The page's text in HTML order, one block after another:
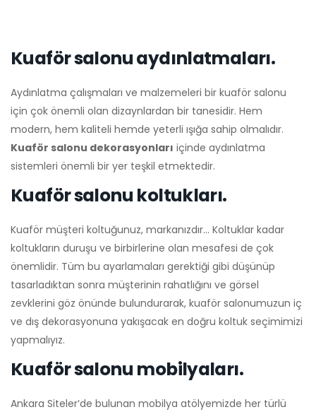
Kuaför salonu aydınlatmaları.
Aydınlatma çalışmaları ve malzemeleri bir kuaför salonu
için çok önemli olan dizaynlardan bir tanesidir. Hem
modern, hem kaliteli hemde yeterli ışığa sahip olmalıdır.
Kuaför salonu dekorasyonları içinde aydınlatma
sistemleri önemli bir yer teşkil etmektedir.
Kuaför salonu koltukları.
Kuaför müşteri koltuğunuz, markanızdır… Koltuklar kadar
koltukların duruşu ve birbirlerine olan mesafesi de çok
önemlidir. Tüm bu ayarlamaları gerektiği gibi düşünüp
tasarladıktan sonra müşterinin rahatlığını ve görsel
zevklerini göz önünde bulundurarak, kuaför salonumuzun iç
ve dış dekorasyonuna yakışacak en doğru koltuk seçimimizi
yapmalıyız.
Kuaför salonu mobilyaları.
Ankara Siteler’de bulunan mobilya atölyemizde her türlü